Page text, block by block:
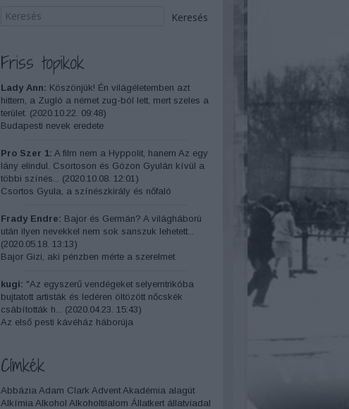
Friss topikok
Lady Ann: Köszönjük! Én világéletemben azt
hittem, a Zugló a német zug-ból lett, mert szeles a
terület. (2020.10.22. 09:48)
Budapesti nevek eredete
Pro Szer 1: A film nem a Hyppolit, hanem Az egy
lány elindul. Csortoson és Gózon Gyulán kívül a
többi színés... (2020.10.08. 12:01)
Csortos Gyula, a színészkirály és nőfaló
Frady Endre: Bajor és Germán? A világháború
után ilyen nevekkel nem sok sanszuk lehetett...
(2020.05.18. 13:13)
Bajor Gizi, aki pénzben mérte a szerelmet
kugi: "Az egyszerű vendégeket selyemtrikóba
bujtatott artisták és ledéren öltözött nőcskék
csábították h... (2020.04.23. 15:43)
Az első pesti kávéház háborúja
Címkék
Abbázia Adam Clark Advent Akadémia alagút
Alkímia Alkohol Alkoholtilalom Állatkert állatviadal